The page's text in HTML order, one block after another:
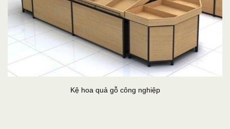
Kệ hoa quả gỗ công nghiệp